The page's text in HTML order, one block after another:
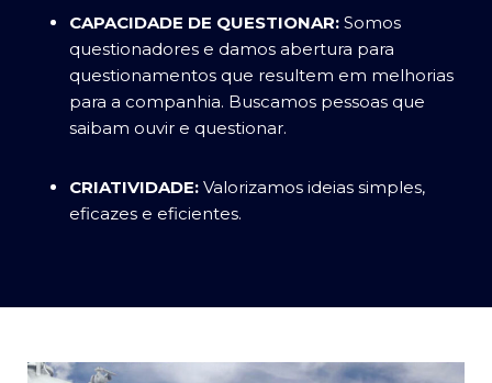
CAPACIDADE DE QUESTIONAR:Somos
questionadores e damos abertura para
questionamentos que resultem em melhorias
para a companhia. Buscamos pessoas que
saibam ouvir e questionar.
CRIATIVIDADE:Valorizamos ideias simples,
eficazes e eficientes.